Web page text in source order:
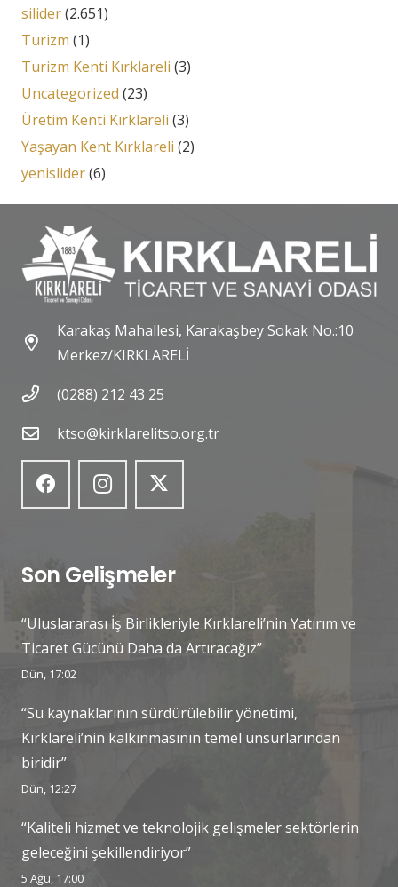
silider(2.651)
Turizm (1)
Turizm Kenti Kırklareli (3)
Uncategorized (23)
Üretim Kenti Kırklareli (3)
Yaşayan Kent Kırklareli (2)
yenislider(6)
Karakaş Mahallesi, Karakaşbey Sokak No.:10
Merkez/KIRKLARELİ
(0288) 212 43 25
ktso@kirklarelitso.org.tr
Son Gelişmeler
“Uluslararası İş Birlikleriyle Kırklareli’nin Yatırım ve
Ticaret Gücünü Daha da Artıracağız”
Dün, 17:02
“Su kaynaklarının sürdürülebilir yönetimi,
Kırklareli’nin kalkınmasının temel unsurlarından
biridir”
Dün, 12:27
“Kaliteli hizmet ve teknolojik gelişmeler sektörlerin
geleceğini şekillendiriyor”
5 Ağu, 17:00